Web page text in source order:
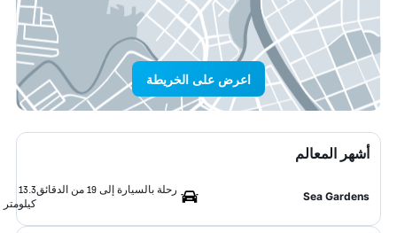
اعرض على الخريطة
أشهر المعالم
Sea Gardens
رحلة بالسيارة إلى 19 من الدقائق
13.3
كيلومتر